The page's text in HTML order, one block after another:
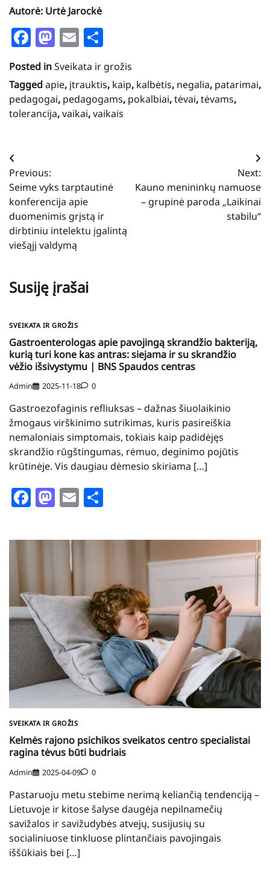
Autorė: Urtė Jarockė
Facebook
Mastodon
Email
Posted inSveikata ir grožis
Taggedapie, įtrauktis, kaip, kalbėtis, negalia, patarimai,
pedagogai, pedagogams, pokalbiai,tėvai,tėvams,
tolerancija,vaikai,vaikais
Navigacija
tarp
įrašų
Previous:
Seime vyks tarptautinė
konferencija apie
duomenimis grįstą ir
dirbtiniu intelektu įgalintą
viešąjį valdymą
Next:
Kauno menininkų namuose
– grupinė paroda „Laikinai
stabilu“
Susiję įrašai
SVEIKATA IR GROŽIS
Gastroenterologas apie pavojingą skrandžio bakteriją,
kurią turi kone kas antras: siejama ir su skrandžio
vėžio išsivystymu | BNS Spaudos centras
Admin 2025-11-18 0
Gastroezofaginis refliuksas – dažnas šiuolaikinio
žmogaus virškinimo sutrikimas, kuris pasireiškia
nemaloniais simptomais, tokiais kaip padidėjęs
skrandžio rūgštingumas, rėmuo, deginimo pojūtis
krūtinėje. Vis daugiau dėmesio skiriama […]
Facebook
Mastodon
Email
SVEIKATA IR GROŽIS
Kelmės rajono psichikos sveikatos centro specialistai
ragina tėvus būti budriais
Admin 2025-04-09 0
Pastaruoju metu stebime nerimą keliančią tendenciją –
Lietuvoje ir kitose šalyse daugėja nepilnamečių
savižalos ir savižudybės atvejų, susijusių su
socialiniuose tinkluose plintančiais pavojingais
iššūkiais bei […]